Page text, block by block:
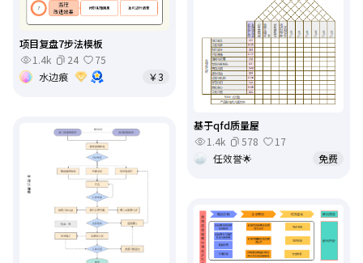
项目复盘7步法模板
1.4k
24
75
水边痕
￥3
基于qfd质量屋
1.4k
578
17
任效誉🌟
免费